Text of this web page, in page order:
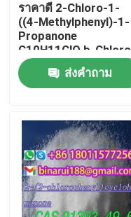
วิดีโอ
เกี่ยวกับเรา
ราคาดี 2-Chloro-1-
((4-Methylphenyl)-1-
Propanone
C10H11ClO b-Chloro-
4-
methylpropiophenone
Cas 69673-92-3
ส่งคำถาม